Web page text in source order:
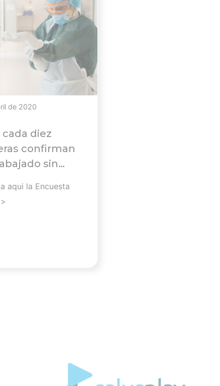
de 2020
diez
confirman
sin
pandemia y la
suspende la
aqui la Encuesta